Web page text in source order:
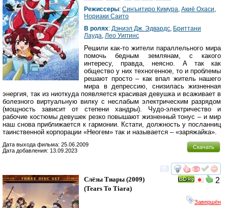
Режиссеры: Синъитиро Кимура, Акиё Охаси,
Нориаки Саито
В ролях: Дэниэл Дж. Эдвардс, Бриттани
Лауда, Лео Уиггинс
Решили как-то жители параллельного мира
помочь бедным землянам, с какого
интересу, правда, неясно. А так как
общество у них техногенное, то и проблемы
решают просто – как впал житель нашего
мира в депрессию, снизилась жизненная
энергия, так из ниоткуда появляется красивая девушка и всаживает в
болезного виртуальную вилку с неслабым электрическим разрядом
(мощность зависит от степени хандры). Чудо-электричество и
рабочие костюмы девушек резко повышают жизненный тонус – и мир
наш снова приближается к гармонии. Кстати, должность у посланниц
таинственной корпорации «Неогем» так и называется – «заряжайка».
Скачать
Дата выхода фильма: 25.06.2009
Дата добавления: 13.09.2023
смотреть
2
Слёзы Тиары (2009)
(Tears To Tiara)
Завершён